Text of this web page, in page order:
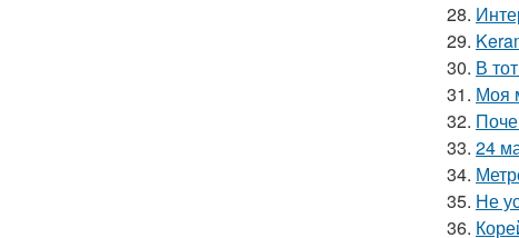
28.
29.
30. В
31. Моя
32.
33. 24
34.
35. Не
36.